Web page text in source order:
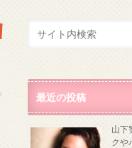
最近の投稿
山下
クや